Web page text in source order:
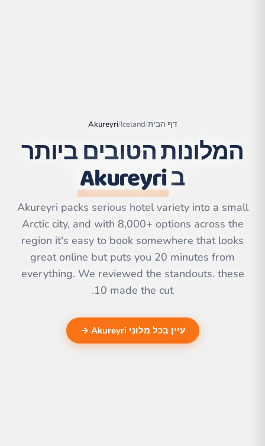
Leaflet
|©
OpenStreetMap
contributors | ©
CARTO
דף הבית/
Iceland
/
Akureyri
המלונות הטובים ביותר
בAkureyri
Akureyri packs serious hotel variety into a small
Arctic city, and with 8,000+ options across the
region it's easy to book somewhere that looks
great online but puts you 20 minutes from
everything. We reviewed the standouts. these
10 made the cut.
עיין בכל מלוני Akureyri →